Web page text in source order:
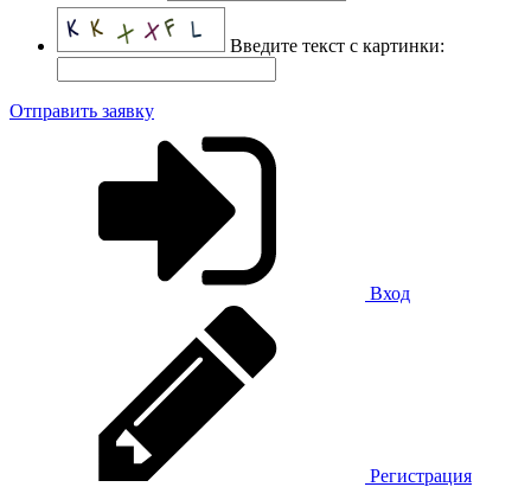
Введите текст с картинки:
Отправить заявку
Вход
Регистрация